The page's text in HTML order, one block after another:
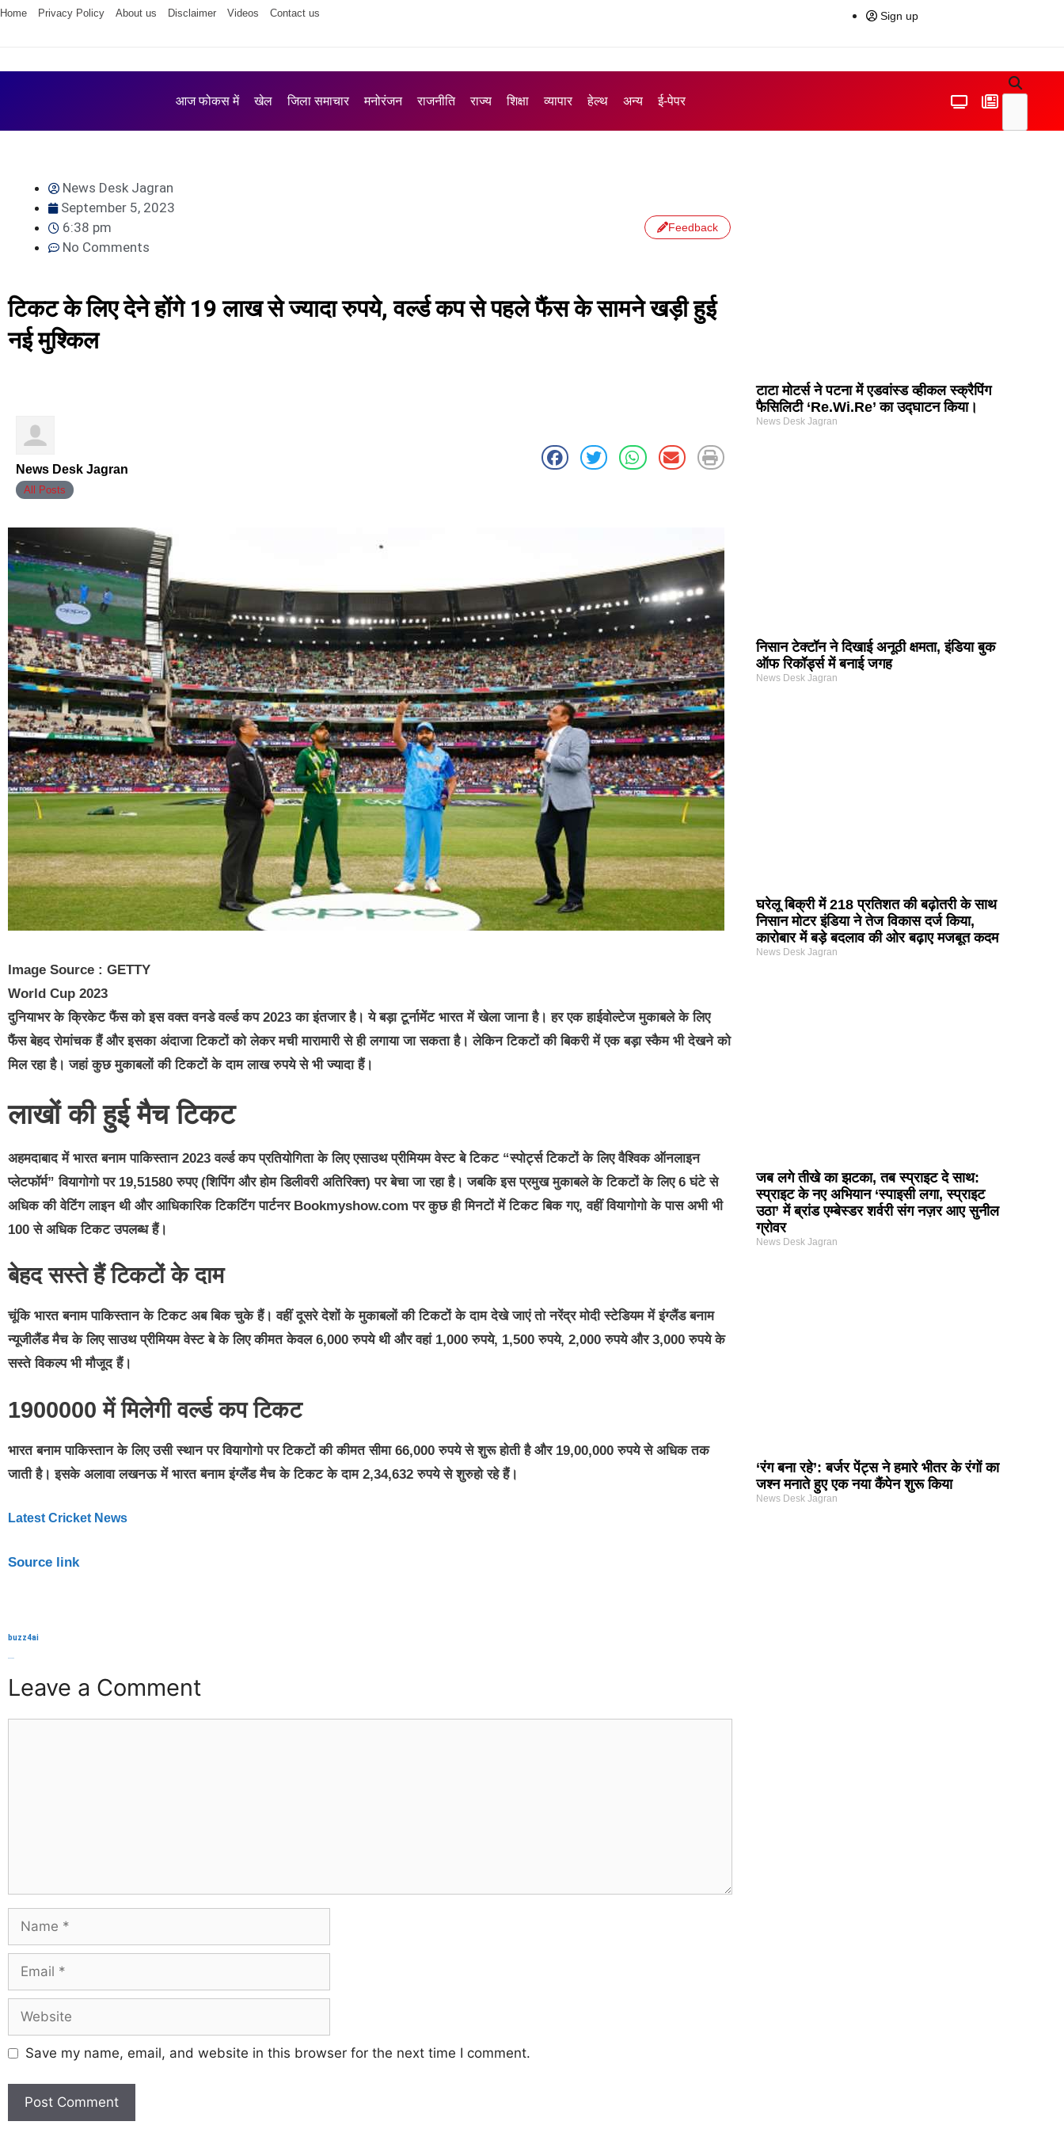
Home Privacy Policy About us Disclaimer Videos Contact us Sign up
आज फोकस में खेल जिला समाचार मनोरंजन राजनीति राज्य शिक्षा व्यापार हेल्थ अन्य ई-पेपर
News Desk Jagran
September 5, 2023
6:38 pm
No Comments
Feedback
टिकट के लिए देने होंगे 19 लाख से ज्यादा रुपये, वर्ल्ड कप से पहले फैंस के सामने खड़ी हुई
नई मुश्किल
News Desk Jagran
All Posts
Image Source : GETTY
World Cup 2023
दुनियाभर के क्रिकेट फैंस को इस वक्त वनडे वर्ल्ड कप 2023 का इंतजार है। ये बड़ा टूर्नामेंट भारत में खेला जाना है। हर एक हाईवोल्टेज मुकाबले के लिए
फैंस बेहद रोमांचक हैं और इसका अंदाजा टिकटों को लेकर मची मारामारी से ही लगाया जा सकता है। लेकिन टिकटों की बिकरी में एक बड़ा स्कैम भी देखने को
मिल रहा है। जहां कुछ मुकाबलों की टिकटों के दाम लाख रुपये से भी ज्यादा हैं।
लाखों की हुई मैच टिकट
अहमदाबाद में भारत बनाम पाकिस्तान 2023 वर्ल्ड कप प्रतियोगिता के लिए एसाउथ प्रीमियम वेस्ट बे टिकट “स्पोर्ट्स टिकटों के लिए वैश्विक ऑनलाइन
प्लेटफॉर्म” वियागोगो पर 19,51580 रुपए (शिपिंग और होम डिलीवरी अतिरिक्त) पर बेचा जा रहा है। जबकि इस प्रमुख मुकाबले के टिकटों के लिए 6 घंटे से
अधिक की वेटिंग लाइन थी और आधिकारिक टिकटिंग पार्टनर Bookmyshow.com पर कुछ ही मिनटों में टिकट बिक गए, वहीं वियागोगो के पास अभी भी
100 से अधिक टिकट उपलब्ध हैं।
बेहद सस्ते हैं टिकटों के दाम
चूंकि भारत बनाम पाकिस्तान के टिकट अब बिक चुके हैं। वहीं दूसरे देशों के मुकाबलों की टिकटों के दाम देखे जाएं तो नरेंद्र मोदी स्टेडियम में इंग्लैंड बनाम
न्यूजीलैंड मैच के लिए साउथ प्रीमियम वेस्ट बे के लिए कीमत केवल 6,000 रुपये थी और वहां 1,000 रुपये, 1,500 रुपये, 2,000 रुपये और 3,000 रुपये के
सस्ते विकल्प भी मौजूद हैं।
1900000 में मिलेगी वर्ल्ड कप टिकट
भारत बनाम पाकिस्तान के लिए उसी स्थान पर वियागोगो पर टिकटों की कीमत सीमा 66,000 रुपये से शुरू होती है और 19,00,000 रुपये से अधिक तक
जाती है। इसके अलावा लखनऊ में भारत बनाम इंग्लैंड मैच के टिकट के दाम 2,34,632 रुपये से शुरुहो रहे हैं।
Latest Cricket News
Source link
buzz4ai
Leave a Comment
Save my name, email, and website in this browser for the next time I comment.
टाटा मोटर्स ने पटना में एडवांस्ड व्हीकल स्क्रैपिंग
फैसिलिटी ‘Re.Wi.Re’ का उद्घाटन किया।
News Desk Jagran
निसान टेक्टॉन ने दिखाई अनूठी क्षमता, इंडिया बुक
ऑफ रिकॉर्ड्स में बनाई जगह
News Desk Jagran
घरेलू बिक्री में 218 प्रतिशत की बढ़ोतरी के साथ
निसान मोटर इंडिया ने तेज विकास दर्ज किया,
कारोबार में बड़े बदलाव की ओर बढ़ाए मजबूत कदम
News Desk Jagran
जब लगे तीखे का झटका, तब स्प्राइट दे साथ:
स्प्राइट के नए अभियान ‘स्पाइसी लगा, स्प्राइट
उठा’ में ब्रांड एम्बेस्डर शर्वरी संग नज़र आए सुनील
ग्रोवर
News Desk Jagran
‘रंग बना रहे’: बर्जर पेंट्स ने हमारे भीतर के रंगों का
जश्न मनाते हुए एक नया कैंपेन शुरू किया
News Desk Jagran